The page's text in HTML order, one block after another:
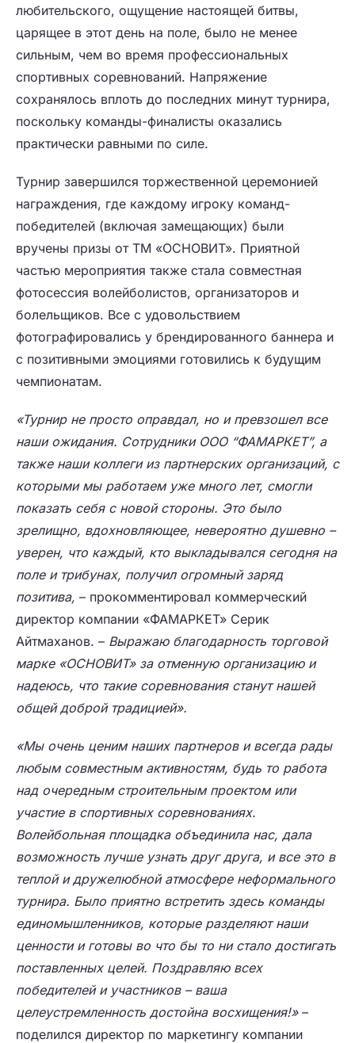
любительского, ощущение настоящей битвы,
царящее в этот день на поле, было не менее
сильным, чем во время профессиональных
спортивных соревнований. Напряжение
сохранялось вплоть до последних минут турнира,
поскольку команды-финалисты оказались
практически равными по силе.
Турнир завершился торжественной церемонией
награждения, где каждому игроку команд-
победителей (включая замещающих) были
вручены призы от ТМ «ОСНОВИТ». Приятной
частью мероприятия также стала совместная
фотосессия волейболистов, организаторов и
болельщиков. Все с удовольствием
фотографировались у брендированного баннера и
с позитивными эмоциями готовились к будущим
чемпионатам.
«Турнир не просто оправдал, но и превзошел все
наши ожидания. Сотрудники ООО “ФАМАРКЕТ”, а
также наши коллеги из партнерских организаций, с
которыми мы работаем уже много лет, смогли
показать себя с новой стороны. Это было
зрелищно, вдохновляющее, невероятно душевно –
уверен, что каждый, кто выкладывался сегодня на
поле и трибунах, получил огромный заряд
позитива, – прокомментировал коммерческий
директор компании «ФАМАРКЕТ» Серик
Айтмаханов. – Выражаю благодарность торговой
марке «ОСНОВИТ» за отменную организацию и
надеюсь, что такие соревнования станут нашей
общей доброй традицией».
«Мы очень ценим наших партнеров и всегда рады
любым совместным активностям, будь то работа
над очередным строительным проектом или
участие в спортивных соревнованиях.
Волейбольная площадка объединила нас, дала
возможность лучше узнать друг друга, и все это в
теплой и дружелюбной атмосфере неформального
турнира. Было приятно встретить здесь команды
единомышленников, которые разделяют наши
ценности и готовы во что бы то ни стало достигать
поставленных целей. Поздравляю всех
победителей и участников – ваша
целеустремленность достойна восхищения!»–
поделился директор по маркетингу компании